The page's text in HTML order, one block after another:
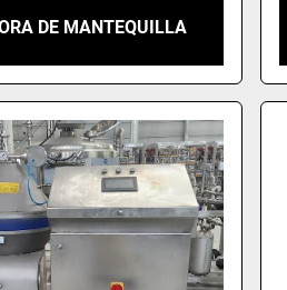
DE MANTEQUILLA